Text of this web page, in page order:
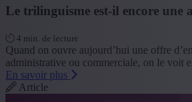
Le trilinguisme est-il encore une
4 min. de lecture
Quand on ouvre aujourd’hui une offre
administrative ou commerciale, on le voit
En savoir plus
Article